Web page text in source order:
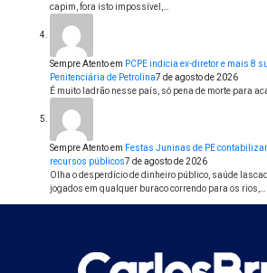
capim, fora isto impossível,…
Sempre Atentoem PCPE indicia ex-diretor e mais 8
Penitenciária de Petrolina7 de agosto de 2026
É muito ladrão nesse país, só pena de morte para
Sempre Atentoem Festas Juninas de PE
recursos públicos7 de agosto de 2026
Olha o desperdício de dinheiro público, saúde
jogados em qualquer buraco correndo para os rios,…